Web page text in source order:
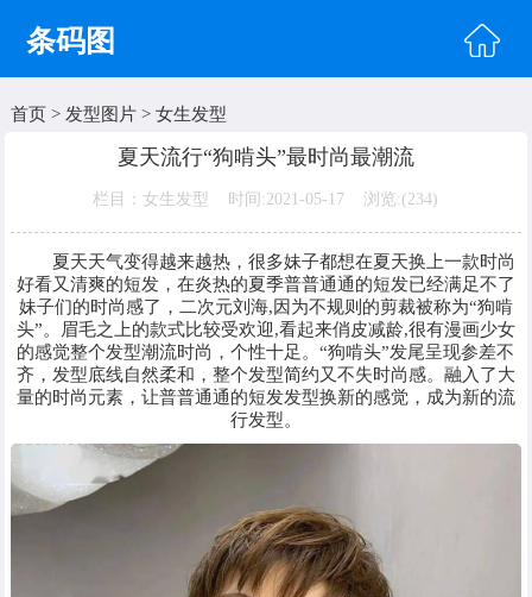
条码图
首页
美女图片
纹身图片
唯美图片
首页> 发型图片> 女生发型
夏天流行“狗啃头”最时尚最潮流
栏目：女生发型 时间:2021-05-17 浏览:(234)
夏天天气变得越来越热，很多妹子都想在夏天换上一款时尚
好看又清爽的短发，在炎热的夏季普普通通的短发已经满足不了
妹子们的时尚感了，二次元刘海,因为不规则的剪裁被称为“狗啃
头”。眉毛之上的款式比较受欢迎,看起来俏皮减龄,很有漫画少女
的感觉整个发型潮流时尚，个性十足。“狗啃头”发尾呈现参差不
齐，发型底线自然柔和，整个发型简约又不失时尚感。融入了大
量的时尚元素，让普普通通的短发发型换新的感觉，成为新的流
行发型。